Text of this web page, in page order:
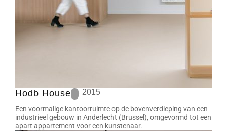
Hodb House 2015
Een voormalige kantoorruimte op de bovenverdieping van een
industrieel gebouw in Anderlecht (Brussel), omgevormd tot een
apart appartement voor een kunstenaar.